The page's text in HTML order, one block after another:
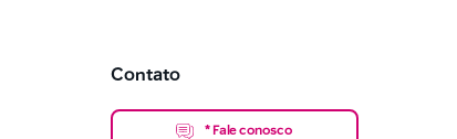
Contato
* Fale conosco